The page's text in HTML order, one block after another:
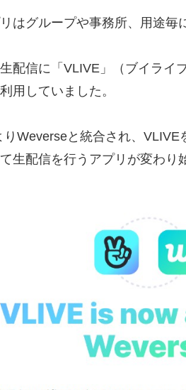
はグループや事務所、用途毎
配信に「VLIVE」（ブイライ
用していました。
りWeverseと統合され、
生配信を行うアプリが変わり